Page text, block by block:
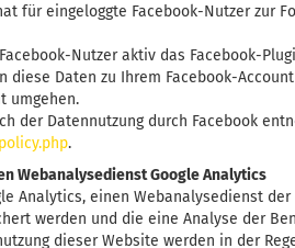
für eingeloggte Facebook-Nutzer zur
Nutzer aktiv das Facebook-
diese Daten zu Ihrem Facebook-
umgehen.
der Datennutzung durch Facebook
.
Webanalysedienst Google Analytics
Analytics, einen Webanalysedienst
werden und die eine Analyse der
dieser Website werden in der